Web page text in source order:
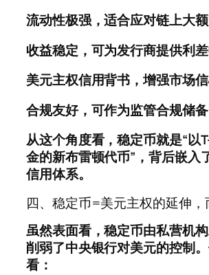
流动性极强，适合应对链上大额
收益稳定，可为发行商提供利差
美元主权信用背书，增强市场信
合规友好，可作为监管合规储备
从这个角度看，稳定币就是“以
金的新布雷顿代币”，背后嵌入
信用体系。
四、稳定币=美元主权的延伸，
虽然表面看，稳定币由私营机
削弱了中央银行对美元的控制
看：